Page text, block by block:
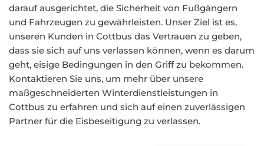
darauf ausgerichtet, die Sicherheit von Fußgängern
und Fahrzeugen zu gewährleisten. Unser Ziel ist es,
unseren Kunden in Cottbus das Vertrauen zu geben,
dass sie sich auf uns verlassen können, wenn es darum
geht, eisige Bedingungen in den Griff zu bekommen.
Kontaktieren Sie uns, um mehr über unsere
maßgeschneiderten Winterdienstleistungen in
Cottbus zu erfahren und sich auf einen zuverlässigen
Partner für die Eisbeseitigung zu verlassen.